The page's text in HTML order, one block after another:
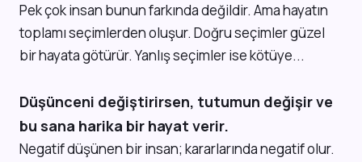
Pek çok insan bunun farkında değildir. Ama hayatın
toplamı seçimlerden oluşur. Doğru seçimler güzel
bir hayata götürür. Yanlış seçimler ise kötüye...
Düşünceni değiştirirsen, tutumun değişir ve
bu sana harika bir hayat verir.
Negatif düşünen bir insan; kararlarında negatif olur.